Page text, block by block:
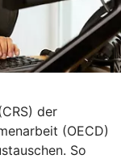
der
(OECD)
So